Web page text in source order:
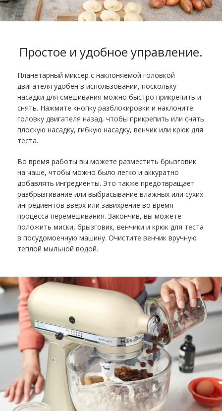
Простое и удобное управление.
Планетарный миксер с наклоняемой головкой
двигателя удобен в использовании, поскольку
насадки для смешивания можно быстро прикрепить и
снять. Нажмите кнопку разблокировки и наклоните
головку двигателя назад, чтобы прикрепить или снять
плоскую насадку, гибкую насадку, венчик или крюк для
теста.
Во время работы вы можете разместить брызговик
на чаше, чтобы можно было легко и аккуратно
добавлять ингредиенты. Это также предотвращает
разбрызгивание или выбрасывание влажных или сухих
ингредиентов вверх или завихрение во время
процесса перемешивания. Закончив, вы можете
положить миски, брызговик, венчики и крюк для теста
в посудомоечную машину. Очистите венчик вручную
теплой мыльной водой.